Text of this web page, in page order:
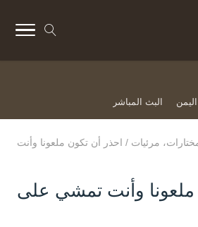
البث المباشر
، مرئيات / احذر أن تكون ملعونا وأنت
ملعونا وأنت تمشي على